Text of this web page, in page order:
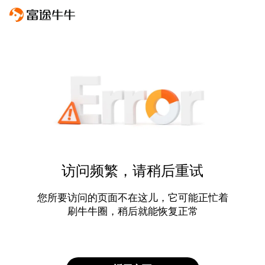
访问频繁，请稍后重试
您所要访问的页面不在这儿，它可能正忙着
刷牛牛圈，稍后就能恢复正常